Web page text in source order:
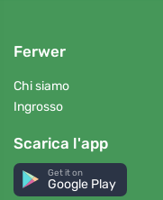
Ferwer
Chi siamo
Ingrosso
Scarica l'app
Get it on
Google Play